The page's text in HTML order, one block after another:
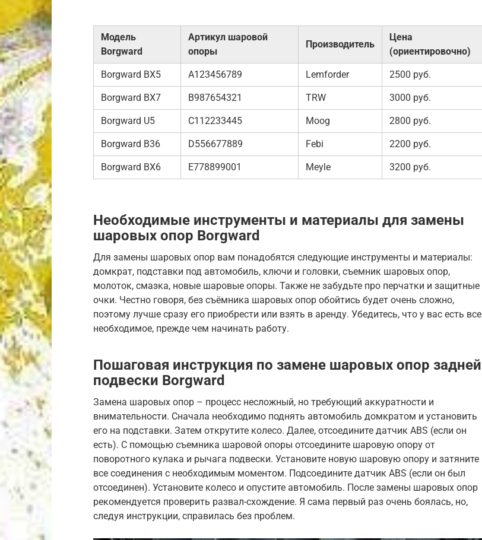
Модель
Borgward
Артикул шаровой
опоры
Производитель
Цена
(ориентировочно)
Borgward BX5 A123456789 Lemforder 2500 руб.
Borgward BX7 B987654321 TRW 3000 руб.
Borgward U5 C112233445 Moog 2800 руб.
Borgward B36 D556677889 Febi 2200 руб.
Borgward BX6 E778899001 Meyle 3200 руб.
Необходимые инструменты и материалы для замены
шаровых опор Borgward
Для замены шаровых опор вам понадобятся следующие инструменты и материалы:
домкрат, подставки под автомобиль, ключи и головки, съемник шаровых опор,
молоток, смазка, новые шаровые опоры. Также не забудьте про перчатки и защитные
очки. Честно говоря, без съёмника шаровых опор обойтись будет очень сложно,
поэтому лучше сразу его приобрести или взять в аренду. Убедитесь, что у вас есть все
необходимое, прежде чем начинать работу.
Пошаговая инструкция по замене шаровых опор задней
подвески Borgward
Замена шаровых опор – процесс несложный, но требующий аккуратности и
внимательности. Сначала необходимо поднять автомобиль домкратом и установить
его на подставки. Затем открутите колесо. Далее, отсоедините датчик ABS (если он
есть). С помощью съемника шаровой опоры отсоедините шаровую опору от
поворотного кулака и рычага подвески. Установите новую шаровую опору и затяните
все соединения с необходимым моментом. Подсоедините датчик ABS (если он был
отсоединен). Установите колесо и опустите автомобиль. После замены шаровых опор
рекомендуется проверить развал-схождение. Я сама первый раз очень боялась, но,
следуя инструкции, справилась без проблем.